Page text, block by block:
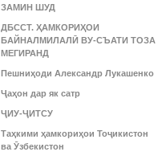
ЗАМИН ШУД
ДБССТ. ҲАМКОРИҲОИ
БАЙНАЛМИЛАЛӢ ВУ-СЪАТИ ТОЗА
МЕГИРАНД
Пешниҳоди Александр Лукашенко
Ҷаҳон дар як сатр
ҶИУ-ҶИТСУ
Таҳкими ҳамкориҳои Тоҷикистон
ва Ӯзбекистон